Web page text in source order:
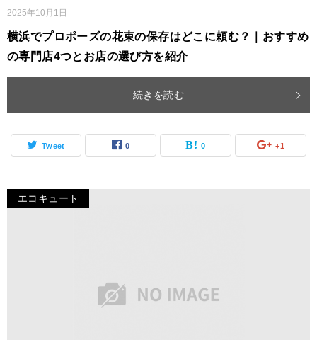
2025年10月1日
横浜でプロポーズの花束の保存はどこに頼む？｜おすすめ
の専門店4つとお店の選び方を紹介
続きを読む
Tweet 0 0 +1
エコキュート